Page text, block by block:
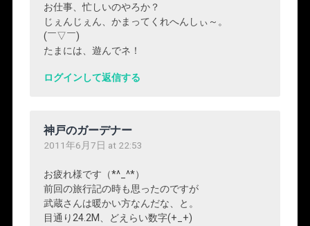
お仕事、忙しいのやろか？
じぇんじぇん、かまってくれへんしぃ～。
(￣▽￣)
たまには、遊んでネ！
ログインして返信する
神戸のガーデナー
2011年6月7日 at 22:53
お疲れ様です（*^_^*）
前回の旅行記の時も思ったのですが
武蔵さんは暖かい方なんだな、と。
目通り24.2M、どえらい数字(+_+)